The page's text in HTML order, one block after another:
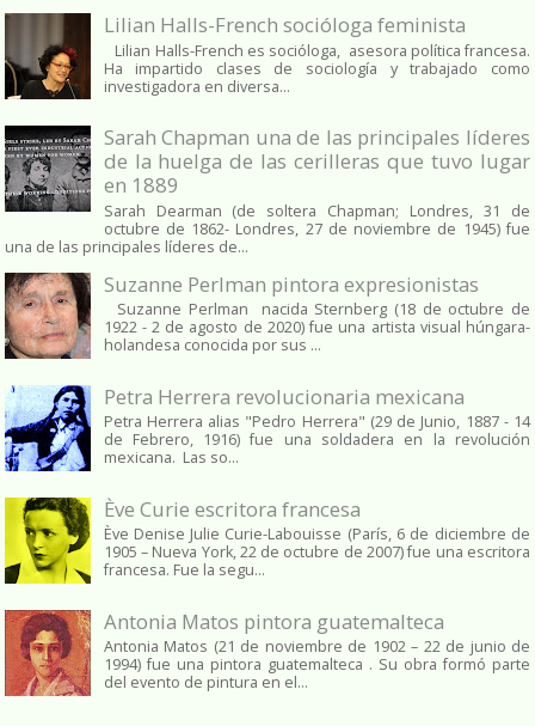
Lilian Halls-French socióloga feminista
Lilian Halls-French es socióloga, asesora política francesa.
Ha impartido clases de sociología y trabajado como
investigadora en diversa...
Sarah Chapman una de las principales líderes
de la huelga de las cerilleras que tuvo lugar
en 1889
Sarah Dearman (de soltera Chapman; Londres, 31 de
octubre de 1862​- Londres, 27 de noviembre de 1945)​ fue
una de las principales líderes de...
Suzanne Perlman pintora expresionistas
Suzanne Perlman nacida Sternberg (18 de octubre de
1922 - 2 de agosto de 2020) fue una artista visual húngara-
holandesa conocida por sus ...
Petra Herrera revolucionaria mexicana
Petra Herrera alias "Pedro Herrera" (29 de Junio, 1887 - 14
de Febrero, 1916) fue una soldadera en la revolución
mexicana. Las so...
Ève Curie escritora francesa
Ève Denise Julie Curie-Labouisse (París, 6 de diciembre de
1905 – Nueva York, 22 de octubre de 2007) fue una escritora
francesa. Fue la segu...
Antonia Matos pintora guatemalteca
Antonia Matos (21 de noviembre de 1902 – 22 de junio de
1994) fue una pintora guatemalteca . Su obra formó parte
del evento de pintura en el...